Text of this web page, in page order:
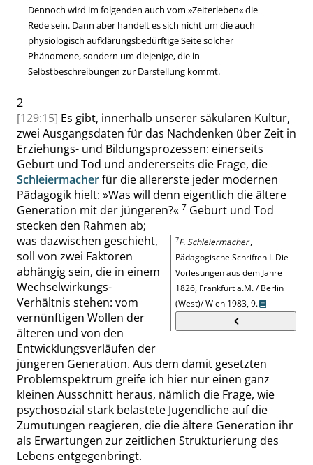
Dennoch wird im folgenden auch vom »Zeiterleben«die
Rede sein. Dann aber handelt es sich nicht um die auch
physiologisch aufklärungsbedürftige Seite solcher
Phänomene, sondern um diejenige, die in
Selbstbeschreibungen zur Darstellung kommt.
2
[129:15] Es gibt, innerhalb unserer säkularen Kultur,
zwei Ausgangsdaten für das Nachdenken über Zeit in
Erziehungs- und Bildungsprozessen: einerseits
Geburt und Tod und andererseits die Frage, die
Schleiermacherfür die allererste jeder modernen
Pädagogik hielt: »Was will denn eigentlich die ältere
Generation mit der jüngeren?« 7
7F. Schleiermacher,
Pädagogische Schriften I. Die
Vorlesungen aus dem Jahre
1826, Frankfurt a.M. / Berlin
(West)/ Wien 1983,9.
Geburt und Tod
stecken den Rahmen ab;
was dazwischen geschieht,
soll von zwei Faktoren
abhängig sein, die in einem
Wechselwirkungs-
Verhältnis stehen: vom
vernünftigen Wollen der
älteren und von den
Entwicklungsverläufen der
jüngeren Generation. Aus dem damit gesetzten
Problemspektrum greife ich hier nur einen ganz
kleinen Ausschnitt heraus, nämlich die Frage, wie
psychosozial stark belastete Jugendliche auf die
Zumutungen reagieren, die die ältere Generation ihr
als Erwartungen zur zeitlichen Strukturierung des
Lebens entgegenbringt.